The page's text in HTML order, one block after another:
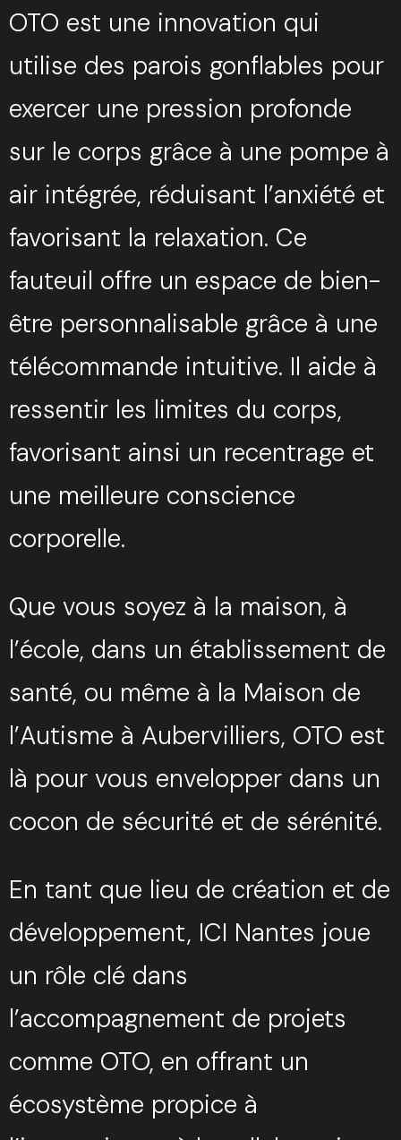
OTO est une innovation qui
utilise des parois gonflables pour
exercer une pression profonde
sur le corps grâce à une pompe à
air intégrée, réduisant l’anxiété et
favorisant la relaxation. Ce
fauteuil offre un espace de bien-
être personnalisable grâce à une
télécommande intuitive. Il aide à
ressentir les limites du corps,
favorisant ainsi un recentrage et
une meilleure conscience
corporelle.
Que vous soyez à la maison, à
l’école, dans un établissement de
santé, ou même à la Maison de
l’Autisme à Aubervilliers, OTO est
là pour vous envelopper dans un
cocon de sécurité et de sérénité.
En tant que lieu de création et de
développement, ICI Nantes joue
un rôle clé dans
l’accompagnement de projets
comme OTO, en offrant un
écosystème propice à